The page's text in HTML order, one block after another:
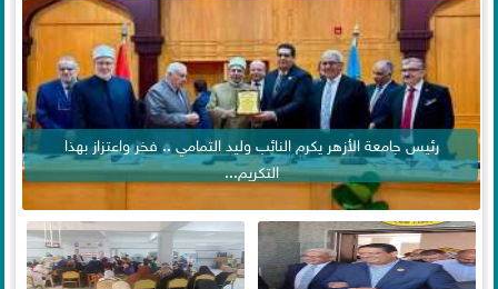
رئيس جامعة الأزهر يكرم النائب وليد التمامي .. فخر واعتزاز بهذا
التكريم...